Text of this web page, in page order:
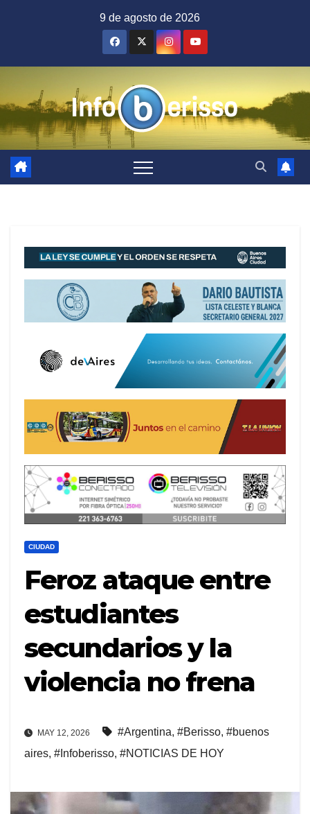
9 de agosto de 2026
CIUDAD
Feroz ataque entre
estudiantes
secundarios y la
violencia no frena
MAY 12, 2026 #Argentina, #Berisso, #buenos
aires, #Infoberisso, #NOTICIAS DE HOY